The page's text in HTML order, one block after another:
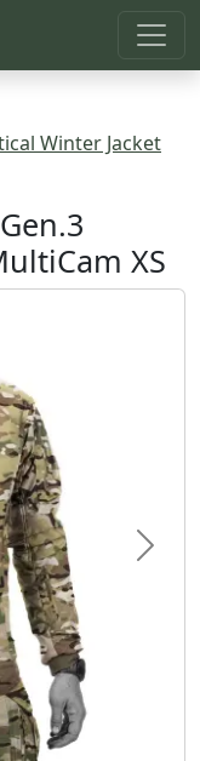
Winter Jacket
XS
Next